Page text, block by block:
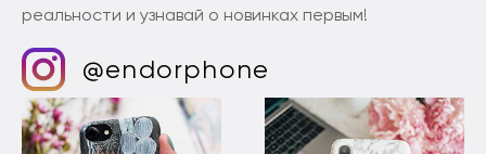
реальности и узнавай о новинках первым!
@endorphone